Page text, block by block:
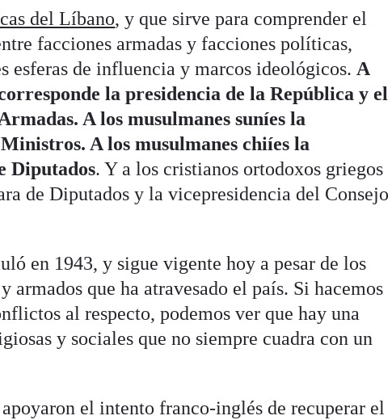
del Líbano, y que sirve para comprender el
facciones armadas y facciones políticas,
esferas de influencia y marcos ideológicos. A
la presidencia de la República y el
A los musulmanes suníes la
A los musulmanes chiíes la
Diputados. Y a los cristianos ortodoxos griegos
de Diputados y la vicepresidencia del Consejo
en 1943, y sigue vigente hoy a pesar de los
armados que ha atravesado el país. Si hacemos
al respecto, podemos ver que hay una
y sociales que no siempre cuadra con un
el intento franco-inglés de recuperar el